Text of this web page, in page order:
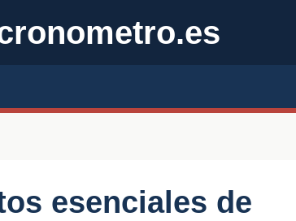
esenciales de